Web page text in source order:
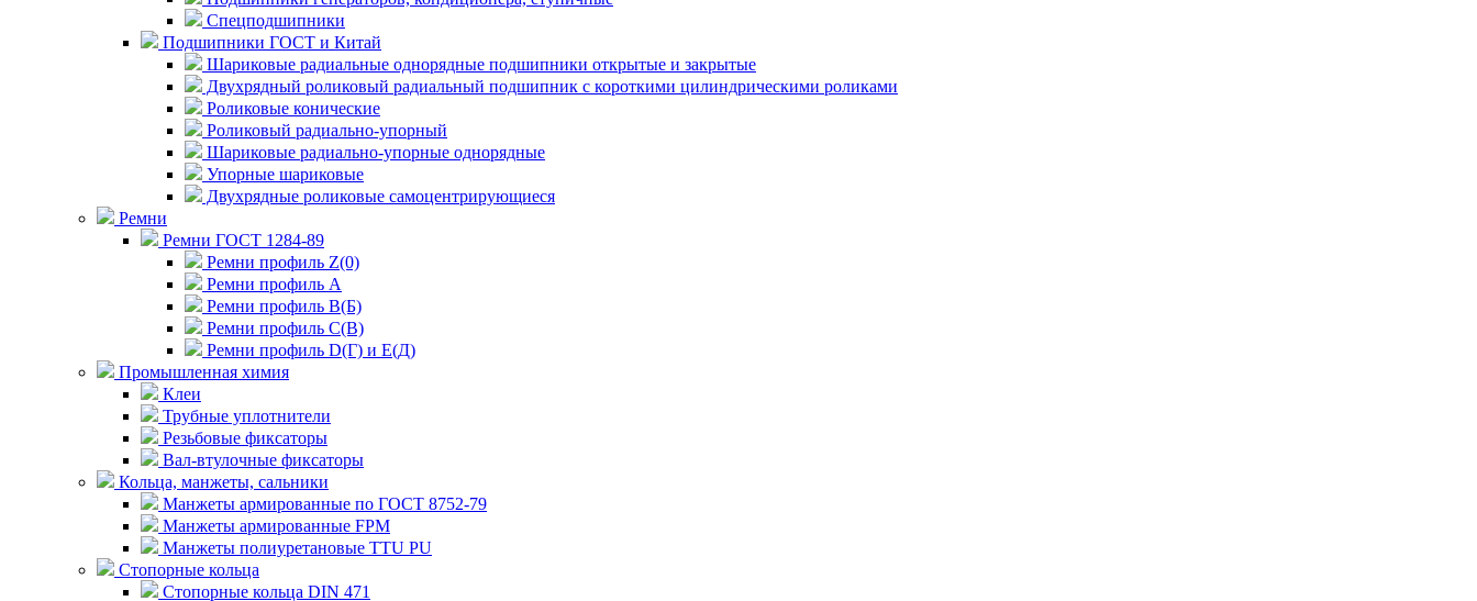
Спецподшипники
Подшипники ГОСТ и Китай
Шариковые радиальные однорядные подшипники открытые и закрытые
Двухрядный роликовый радиальный подшипник с короткими цилиндрическими роликами
Роликовые конические
Роликовый радиально-упорный
Шариковые радиально-упорные однорядные
Упорные шариковые
Двухрядные роликовые самоцентрирующиеся
Ремни
Ремни ГОСТ 1284-89
Ремни профиль Z(0)
Ремни профиль А
Ремни профиль В(Б)
Ремни профиль С(В)
Ремни профиль D(Г) и E(Д)
Промышленная химия
Клеи
Трубные уплотнители
Резьбовые фиксаторы
Вал-втулочные фиксаторы
Кольца, манжеты, сальники
Манжеты армированные по ГОСТ 8752-79
Манжеты армированные FPM
Манжеты полиуретановые TTU PU
Стопорные кольца
Стопорные кольца DIN 471